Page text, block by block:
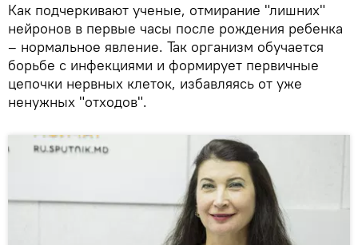
Как подчеркивают ученые, отмирание "лишних"
нейронов в первые часы после рождения ребенка
– нормальное явление. Так организм обучается
борьбе с инфекциями и формирует первичные
цепочки нервных клеток, избавляясь от уже
ненужных "отходов".